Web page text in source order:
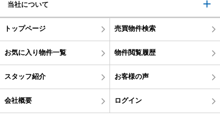
当社について
トップページ 売買物件検索
お気に入り物件一覧 物件閲覧履歴
スタッフ紹介 お客様の声
会社概要 ログイン